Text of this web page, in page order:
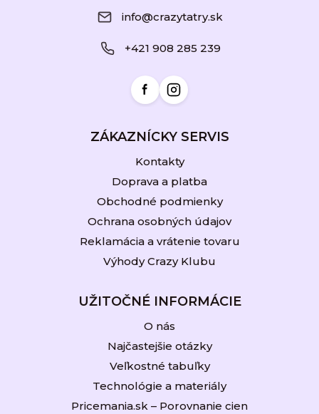
info@crazytatry.sk
+421 908 285 239
ZÁKAZNÍCKY SERVIS
Kontakty
Doprava a platba
Obchodné podmienky
Ochrana osobných údajov
Reklamácia a vrátenie tovaru
Výhody Crazy Klubu
UŽITOČNÉ INFORMÁCIE
O nás
Najčastejšie otázky
Veľkostné tabuľky
Technológie a materiály
Pricemania.sk – Porovnanie cien